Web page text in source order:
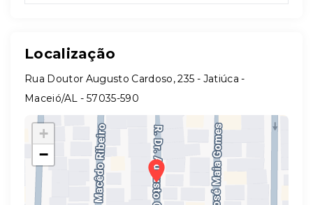
Localização
Rua Doutor Augusto Cardoso, 235 - Jatiúca -
Maceió/AL - 57035-590
+
−